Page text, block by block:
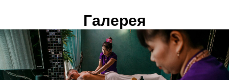
Галерея